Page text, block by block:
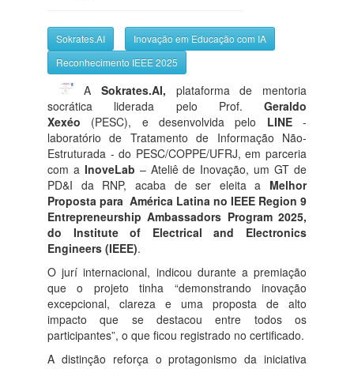
Sokrates.AI
Inovação em Educação com IA
Reconhecimento IEEE 2025
A Sokrates.AI, plataforma de mentoria
socrática liderada pelo Prof. Geraldo
Xexéo (PESC), e desenvolvida pelo LINE-
laboratório de Tratamento de Informação Não-
Estruturada - do PESC/COPPE/UFRJ, em parceria
com a InoveLab – Ateliê de Inovação, um GT de
PD&I da RNP, acaba de ser eleita a Melhor
Proposta para América Latina no IEEE Region 9
Entrepreneurship Ambassadors Program 2025,
do Institute of Electrical and Electronics
Engineers (IEEE).
O jurí internacional, indicou durante a premiação
que o projeto tinha “demonstrando inovação
excepcional, clareza e uma proposta de alto
impacto que se destacou entre todos os
participantes”, o que ficou registrado no certificado.
A distinção reforça o protagonismo da iniciativa